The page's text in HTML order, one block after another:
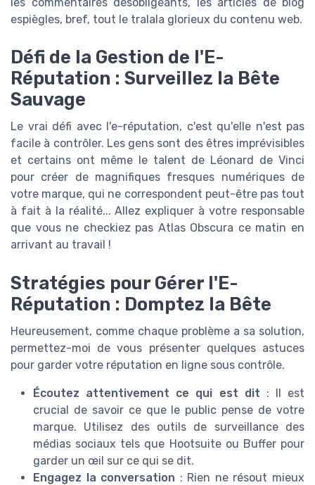
espiègles, bref, tout le tralala glorieux du contenu web.
Défi de la Gestion de l'E-
Réputation : Surveillez la Bête
Sauvage
Le vrai défi avec l'e-réputation, c'est qu'elle n'est pas
facile à contrôler. Les gens sont des êtres imprévisibles
et certains ont même le talent de Léonard de Vinci
pour créer de magnifiques fresques numériques de
votre marque, qui ne correspondent peut-être pas tout
à fait à la réalité... Allez expliquer à votre responsable
que vous ne checkiez pas Atlas Obscura ce matin en
arrivant au travail !
Stratégies pour Gérer l'E-
Réputation : Domptez la Bête
Heureusement, comme chaque problème a sa solution,
permettez-moi de vous présenter quelques astuces
pour garder votre réputation en ligne sous contrôle.
Écoutez attentivement ce qui est dit : Il est
crucial de savoir ce que le public pense de votre
marque. Utilisez des outils de surveillance des
médias sociaux tels que Hootsuite ou Buffer pour
garder un œil sur ce qui se dit.
Engagez la conversation : Rien ne résout mieux